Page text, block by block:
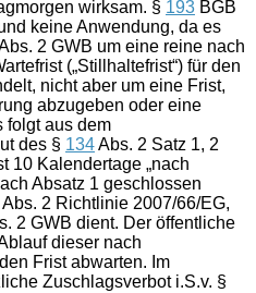
wirksam. § 193 BGB
keine Anwendung, da es
2 GWB um eine reine nach
(„Stillhaltefrist“) für den
nicht aber um eine Frist,
abzugeben oder eine
folgt aus dem
des § 134Abs. 2 Satz 1, 2
10 Kalendertage „nach
Absatz 1 geschlossen
2 Richtlinie 2007/66/EG,
2 GWB dient. Der öffentliche
dieser nach
Frist abwarten. Im
Zuschlagsverbot i.S.v. §